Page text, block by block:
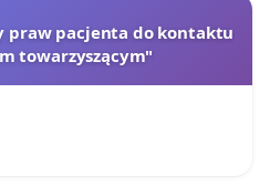
praw pacjenta do kontaktu
towarzyszącym"